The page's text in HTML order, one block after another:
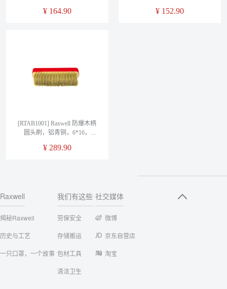
¥ 164.90 ¥ 152.90
[RTAB1001] Raxwell 防爆木柄
圆头刷，铝青铜，6*16，
¥ 289.90
Raxwell
揭秘Raxwell
历史与工艺
一只口罩，一个故事
我们有这些
劳保安全
存储搬运
包材工具
清洁卫生
社交媒体
微博
京东自营店
淘宝